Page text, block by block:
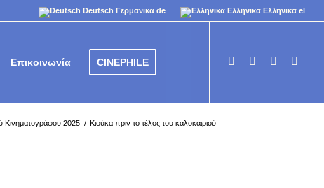
Deutsch Γερμανικα de Ελληνικα Ελληνικα el
Επικοινωνία CINEPHILE
Κινηματογράφου 2025 / Κιούκα πριν το τέλος του καλοκαιριού